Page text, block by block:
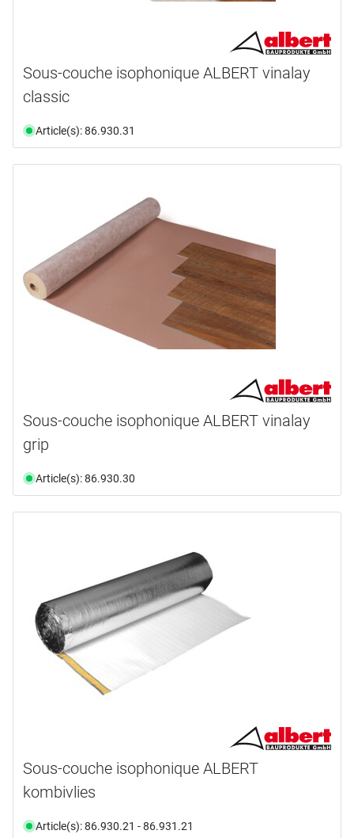
Sous-couche isophonique ALBERT vinalay
classic
Article(s): 86.930.31
Sous-couche isophonique ALBERT vinalay
grip
Article(s): 86.930.30
Sous-couche isophonique ALBERT
kombivlies
Article(s): 86.930.21 - 86.931.21